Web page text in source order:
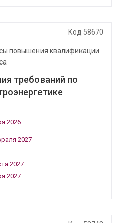
Код 58670
повышения квалификации
требований по
2026
2027
2027
2027